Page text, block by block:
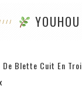
YOUHOU
De Blette Cuit En